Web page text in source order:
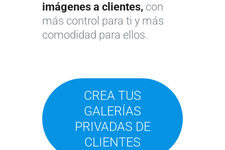
imágenes a clientes, con
más control para ti y más
comodidad para ellos.
CREA TUS
GALERÍAS
PRIVADAS DE
CLIENTES